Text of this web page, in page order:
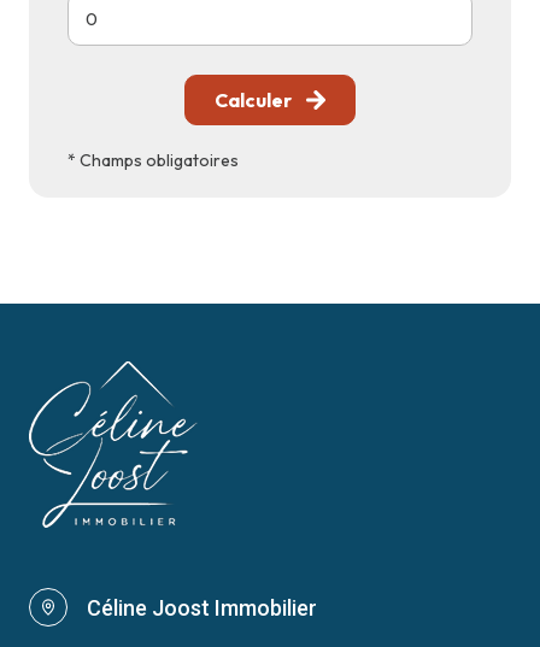
Calculer
* Champs obligatoires
Céline Joost Immobilier